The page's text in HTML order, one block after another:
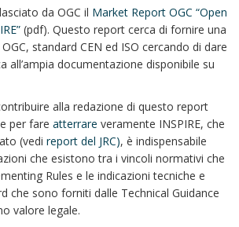
da OGC il Market Report OGC “Open
(pdf). Questo report cerca di fornire una
standard CEN ed ISO cercando di dare
all’ampia documentazione disponibile su
alla redazione di questo report
per fare atterrare veramente INSPIRE, che
(vedi report del JRC), è indispensabile
che esistono tra i vincoli normativi che
Rules e le indicazioni tecniche e
che sono forniti dalle Technical Guidance
valore legale.